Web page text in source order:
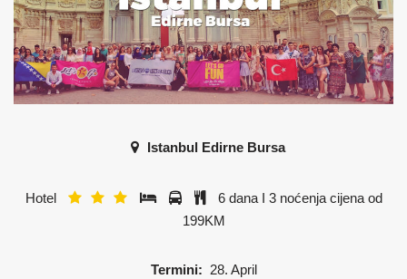
Istanbul Edirne Bursa
Hotel
6 dana I 3 noćenja cijena od
199KM
Termini: 28. April